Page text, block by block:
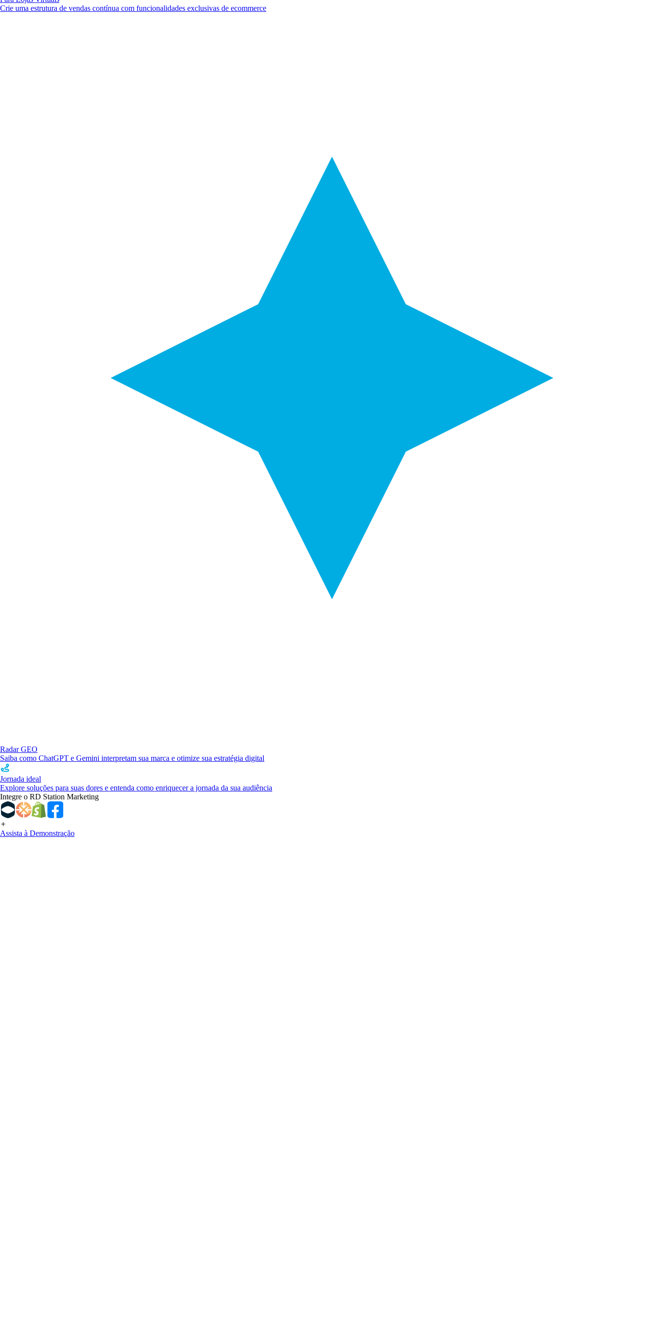
Crie uma estrutura de vendas contínua com funcionalidades exclusivas de ecommerce
Radar GEO
Saiba como ChatGPT e Gemini interpretam sua marca e otimize sua estratégia digital
Jornada ideal
Explore soluções para suas dores e entenda como enriquecer a jornada da sua audiência
Integre o RD Station Marketing
Assista à Demonstração